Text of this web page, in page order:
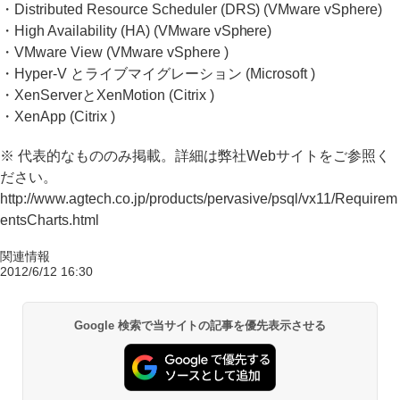
・Distributed Resource Scheduler (DRS) (VMware vSphere)
・High Availability (HA) (VMware vSphere)
・VMware View (VMware vSphere )
・Hyper-V とライブマイグレーション (Microsoft )
・XenServerとXenMotion (Citrix )
・XenApp (Citrix )
※ 代表的なもののみ掲載。詳細は弊社Webサイトをご参照く
ださい。
http://www.agtech.co.jp/products/pervasive/psql/vx11/Requirem
entsCharts.html
関連情報
2012/6/12 16:30
Google 検索で当サイトの記事を優先表示させる